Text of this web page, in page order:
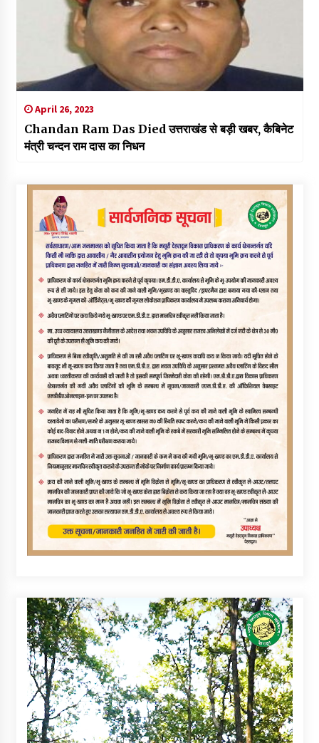
April 26, 2023
Chandan Ram Das Died उत्तराखंड से बड़ी खबर, कैबिनेट
मंत्री चन्दन राम दास का निधन